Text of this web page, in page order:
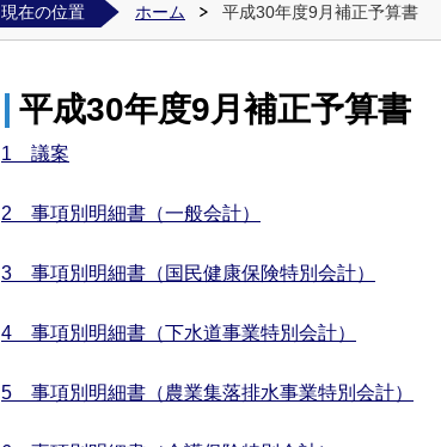
現在の位置 ホーム 平成30年度9月補正予算書
平成30年度9月補正予算書
1 議案
2 事項別明細書（一般会計）
3 事項別明細書（国民健康保険特別会計）
4 事項別明細書（下水道事業特別会計）
5 事項別明細書（農業集落排水事業特別会計）